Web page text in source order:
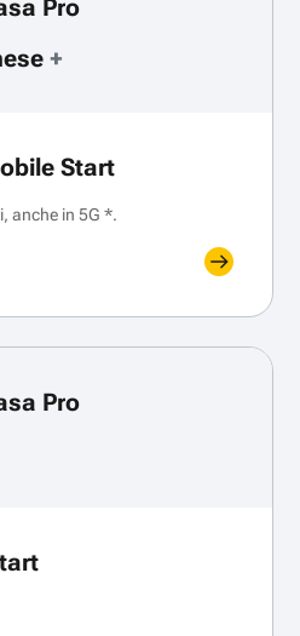
Pro
+
Start
anche in 5G *.
Pro